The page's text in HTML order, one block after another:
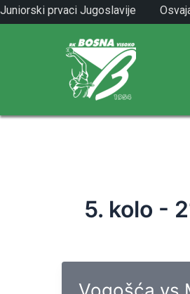
Skip
to
Juniorski prvaci Jugoslavije
1971.
1982.
5. kolo -